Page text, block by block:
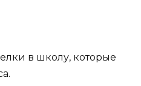
в школу, которые